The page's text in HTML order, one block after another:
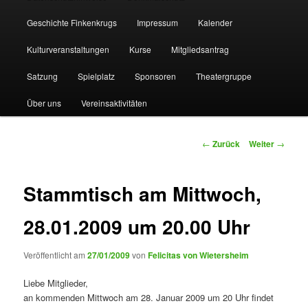
Geschichte Finkenkrugs Impressum Kalender
Kulturveranstaltungen Kurse Mitgliedsantrag
Satzung Spielplatz Sponsoren Theatergruppe
Über uns Vereinsaktivitäten
Beitragsnavigation
← Zurück Weiter →
Stammtisch am Mittwoch,
28.01.2009 um 20.00 Uhr
Veröffentlicht am27/01/2009vonFelicitas von Wietersheim
Liebe Mitglieder,
an kommenden Mittwoch am 28. Januar 2009 um 20 Uhr findet